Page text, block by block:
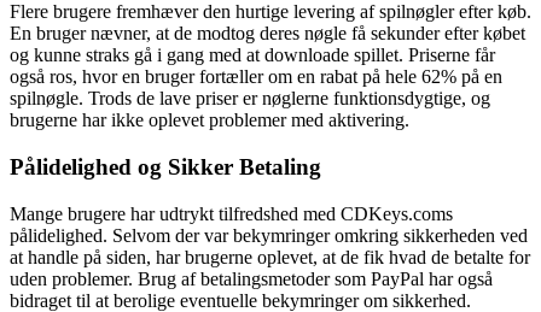
Flere brugere fremhæver den hurtige levering af spilnøgler efter køb.
En bruger nævner, at de modtog deres nøgle få sekunder efter købet
og kunne straks gå i gang med at downloade spillet. Priserne får
også ros, hvor en bruger fortæller om en rabat på hele 62% på en
spilnøgle. Trods de lave priser er nøglerne funktionsdygtige, og
brugerne har ikke oplevet problemer med aktivering.
Pålidelighed og Sikker Betaling
Mange brugere har udtrykt tilfredshed med CDKeys.coms
pålidelighed. Selvom der var bekymringer omkring sikkerheden ved
at handle på siden, har brugerne oplevet, at de fik hvad de betalte for
uden problemer. Brug af betalingsmetoder som PayPal har også
bidraget til at berolige eventuelle bekymringer om sikkerhed.